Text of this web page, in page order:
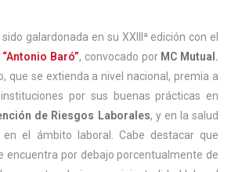
galardonada en su XXIIIª edición con el
Baró”, convocado por MC Mutual.
que se extienda a nivel nacional, premia a
por sus buenas prácticas en
de Riesgos Laborales, y en la salud
el ámbito laboral. Cabe destacar que
encuentra por debajo porcentualmente de